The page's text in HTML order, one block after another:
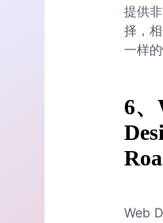
提供
择，
一样的
6、
Web